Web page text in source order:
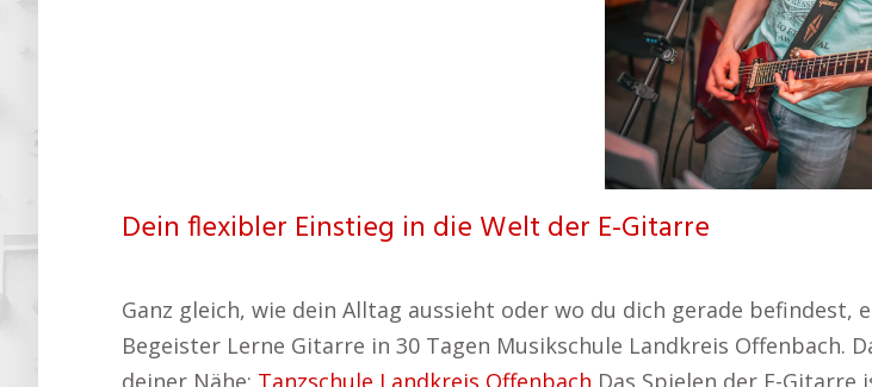
Dein flexibler Einstieg in die Welt der E-Gitarre
Ganz gleich, wie dein Alltag aussieht oder wo du dich gerade
Begeister Lerne Gitarre in 30 Tagen Musikschule Landkreis Offenbach.
deiner Nähe: Tanzschule Landkreis Offenbach Das Spielen der E-